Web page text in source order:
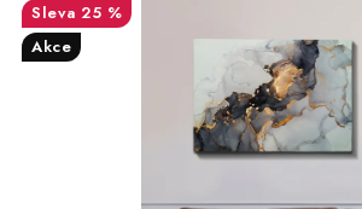
KANCELÁŘ / PRACOVNA
25 %
Akce